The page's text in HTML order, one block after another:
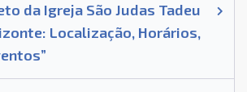
da Igreja São Judas Tadeu
Localização, Horários,